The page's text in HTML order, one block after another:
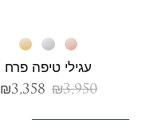
עגילי טיפה פרח
₪3,950
₪3,358